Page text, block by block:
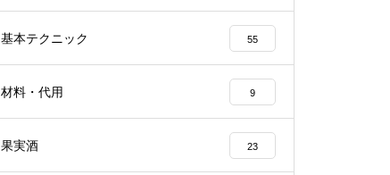
基本テクニック 55
材料・代用 9
果実酒 23